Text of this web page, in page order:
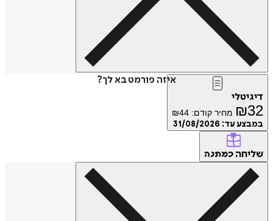
איזה פורמט בא לך?
דיגיטלי
₪32 מחיר קודם: ₪44
במבצע עד: 31/08/2026
שליחה כמתנה